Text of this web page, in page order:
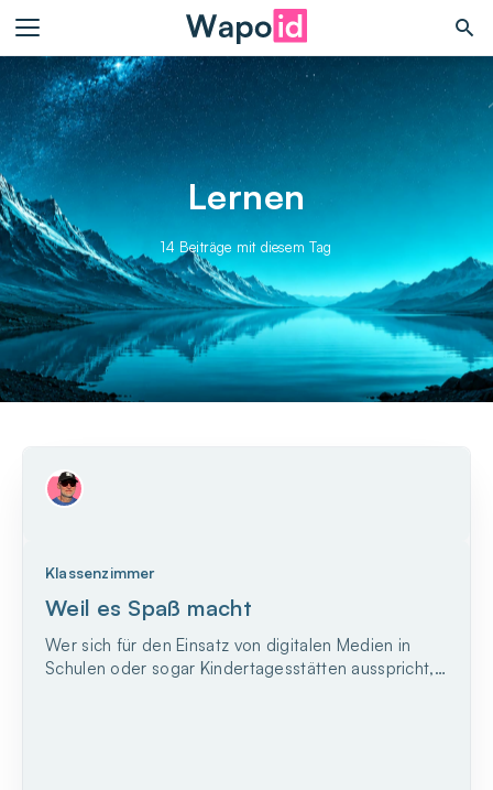
Lernen
14 Beiträge mit diesem Tag
Klassenzimmer
Weil es Spaß macht
Wer sich für den Einsatz von digitalen Medien in
Schulen oder sogar Kindertagesstätten ausspricht,